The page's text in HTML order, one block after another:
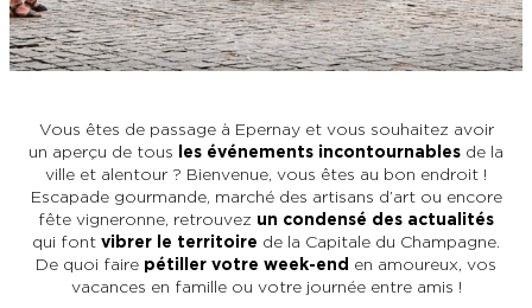
#CHAMPAGNE DAY
DÉCOUVERTES
L’OFFICE DE TOURISME EPERNAY EN
CHAMPAGNE
LES 47 COMMUNES DE L’AGGLO
D’EPERNAY
ESCAPADES EN CHAMPAGNE
AUTOUR D’EPERNAY
ACTIVITÉS POUR LES ENFANTS À
EPERNAY ET AUTOUR D’EPERNAY
QUE FAIRE À EPERNAY EN CHAMPAGNE
LE DIMANCHE ?
CHIC IL PLEUT
SORTIR
VOYAGER AVEC SON CHIEN
Vous êtes de passage à Epernay et vous souhaitez avoir
un aperçu de tous
les événements incontournables de la
ville et alentour ? Bienvenue, vous êtes au bon endroit !
Escapade gourmande, marché des artisans d’art ou encore
fête vigneronne, retrouvez un condensé des actualités
qui font vibrer le territoire de la Capitale du Champagne.
De quoi faire pétiller votre week-end en amoureux, vos
vacances en famille ou votre journée entre amis !